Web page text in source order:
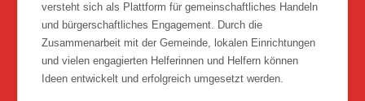
versteht sich als Plattform für gemeinschaftliches Handeln
und bürgerschaftliches Engagement. Durch die
Zusammenarbeit mit der Gemeinde, lokalen Einrichtungen
und vielen engagierten Helferinnen und Helfern können
Ideen entwickelt und erfolgreich umgesetzt werden.